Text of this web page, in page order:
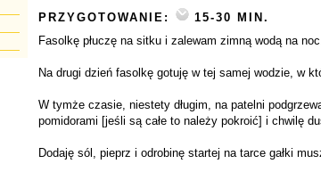
PRZYGOTOWANIE:
15-30 MIN.
Fasolkę płuczę na sitku i zalewam zimną wodą na
Na drugi dzień fasolkę gotuję w tej samej wodzie, w
W tymże czasie, niestety długim, na patelni
pomidorami [jeśli są całe to należy pokroić] i chwilę
Dodaję sól, pieprz i odrobinę startej na tarce gałki